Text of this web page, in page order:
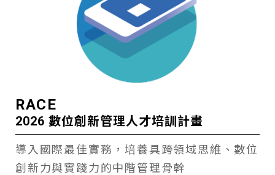
RACE
2026 數位創新管理人才培訓計畫
導入國際最佳實務，培養具跨領域思維、數位
創新力與實踐力的中階管理骨幹